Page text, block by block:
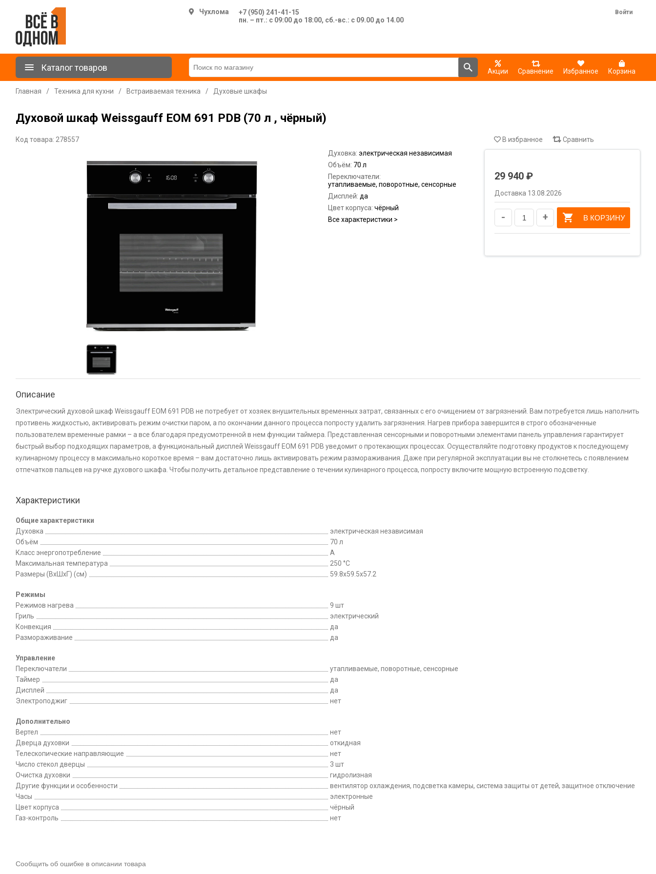
Чухлома
+7 (950) 241-41-15
пн. – пт.: с 09:00 до 18:00, сб.-вс.: с 09.00 до 14.00
Войти
Каталог товаров Акции Сравнение Избранное Корзина
Главная / Техника для кухни / Встраиваемая техника / Духовые шкафы
Духовой шкаф Weissgauff EOM 691 PDB (70 л , чёрный)
Код товара: 278557
Духовка: электрическая независимая
Объём: 70 л
Переключатели:
утапливаемые, поворотные, сенсорные
Дисплей: да
Цвет корпуса: чёрный
Все характеристики >
В избранное Сравнить
29 940 ₽
Доставка 13.08.2026
- + В КОРЗИНУ
Описание
Электрический духовой шкаф Weissgauff EOM 691 PDB не потребует от хозяек внушительных временных затрат, связанных с его очищением от загрязнений. Вам потребуется лишь наполнить
противень жидкостью, активировать режим очистки паром, а по окончании данного процесса попросту удалить загрязнения. Нагрев прибора завершится в строго обозначенные
пользователем временные рамки – а все благодаря предусмотренной в нем функции таймера. Представленная сенсорными и поворотными элементами панель управления гарантирует
быстрый выбор подходящих параметров, а функциональный дисплей Weissgauff EOM 691 PDB уведомит о протекающих процессах. Осуществляйте подготовку продуктов к последующему
кулинарному процессу в максимально короткое время – вам достаточно лишь активировать режим размораживания. Даже при регулярной эксплуатации вы не столкнетесь с появлением
отпечатков пальцев на ручке духового шкафа. Чтобы получить детальное представление о течении кулинарного процесса, попросту включите мощную встроенную подсветку.
Характеристики
Общие характеристики
Духовка
электрическая независимая
Объём
70 л
Класс энергопотребление
A
Максимальная температура
250 °C
Размеры (ВхШхГ) (см)
59.8x59.5x57.2
Режимы
Режимов нагрева
9 шт
Гриль
электрический
Конвекция
да
Размораживание
да
Управление
Переключатели
утапливаемые, поворотные, сенсорные
Таймер
да
Дисплей
да
Электроподжиг
нет
Дополнительно
Вертел
нет
Дверца духовки
откидная
Телескопические направляющие
нет
Число стекол дверцы
3 шт
Очистка духовки
гидролизная
Другие функции и особенности
вентилятор охлаждения, подсветка камеры, система защиты от детей, защитное отключение
Часы
электронные
Цвет корпуса
чёрный
Газ-контроль
нет
Сообщить об ошибке в описании товара